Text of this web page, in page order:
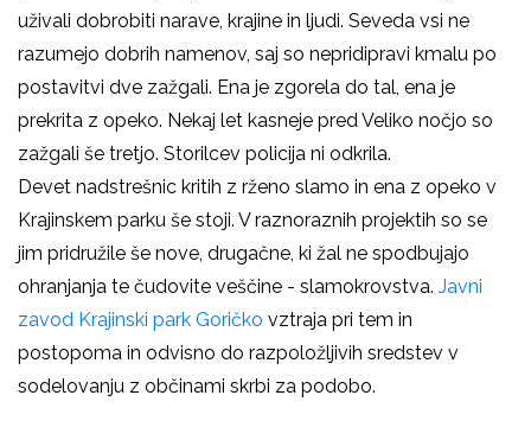
uživali dobrobiti narave, krajine in ljudi. Seveda vsi ne
razumejo dobrih namenov, saj so nepridipravi kmalu po
postavitvi dve zažgali. Ena je zgorela do tal, ena je
prekrita z opeko. Nekaj let kasneje pred Veliko nočjo so
zažgali še tretjo. Storilcev policija ni odkrila.
Devet nadstrešnic kritih z rženo slamo in ena z opeko v
Krajinskem parku še stoji. V raznoraznih projektih so se
jim pridružile še nove, drugačne, ki žal ne spodbujajo
ohranjanja te čudovite veščine - slamokrovstva. Javni
zavod Krajinski park Goričko vztraja pri tem in
postopoma in odvisno do razpoložljivih sredstev v
sodelovanju z občinami skrbi za podobo.